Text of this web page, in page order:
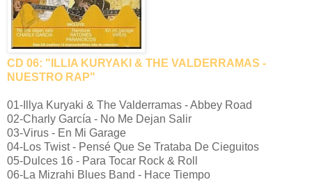
CD 06: "ILLIA KURYAKI & THE VALDERRAMAS -
NUESTRO RAP"
01-Illya Kuryaki & The Valderramas - Abbey Road
02-Charly García - No Me Dejan Salir
03-Virus - En Mi Garage
04-Los Twist - Pensé Que Se Trataba De Cieguitos
05-Dulces 16 - Para Tocar Rock & Roll
06-La Mizrahi Blues Band - Hace Tiempo